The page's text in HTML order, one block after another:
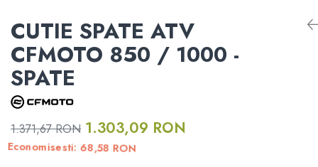
ATV CFMOTO X10
CFMOTO MY 2026
MODEL ATV GOES
GOES 400S
Borseta
Geanta
Rucsac
Protectii
DISTANTIERE ROTI ATV
APARATORI MAINI ATV
PORTBAGAJE SI SUPORTURI
ACCESORII ELECTRONICE ATV /
ATV CFMOTO X10 1000 MUD
Formular returnare produs /
Cerere retragere din contract
CUTIE SPATE ATV
CFMOTO 850 / 1000 -
SPATE
1.371,67 RON 1.303,09 RON
Economisesti: 68,58 RON